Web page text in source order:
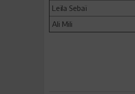
Leïla Sebaï
Ali Mili